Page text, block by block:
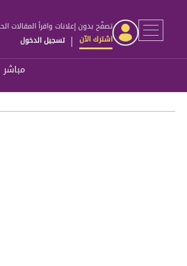
تصفّح بدون إعلانات واقرأ المقالات
اشترك الآن | تسجيل الدخول
مباشر